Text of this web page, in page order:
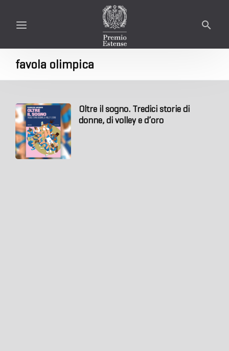
favola olimpica
Oltre il sogno. Tredici storie di
donne, di volley e d’oro